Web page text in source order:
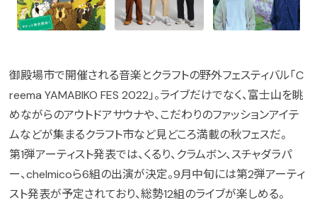
御殿場市で開催される音楽とクラフトの野外フェスティバル「C
reema YAMABIKO FES 2022」。ライブだけでなく、富士山を眺
めながらのアウトドアサウナや、こだわりのファッションアイテ
ムなどが集まるクラフト市など見どころ満載の秋フェスだ。
第1弾アーティスト発表では、くるり、クラムボン、スチャダラパ
ー、chelmicoら6組の出演が決定。9月中旬には第2弾アーティ
スト発表が予定されており、総勢12組のライブが楽しめる。